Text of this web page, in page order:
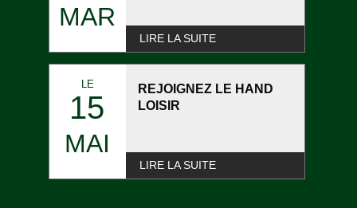
MAR
LIRE LA SUITE
LE
15
MAI
REJOIGNEZ LE HAND
LOISIR
LIRE LA SUITE